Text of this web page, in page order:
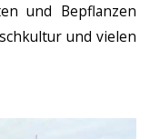
und Bepflanzen
und vielen